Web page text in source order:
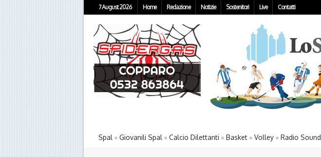
7 August 2026 Home Redazione Notizie Sostenitori Live Contatti
Spal Giovanili Spal Calcio Dilettanti Basket Volley Radio Sound